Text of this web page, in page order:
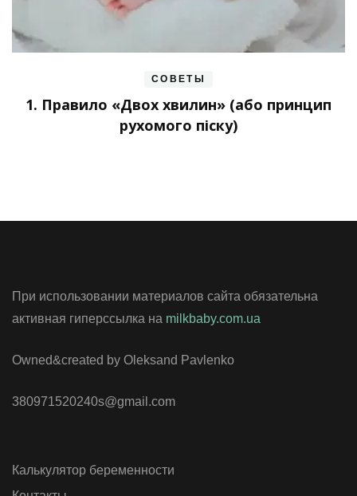
СОВЕТЫ
1. Правило «Двох хвилин» (або принцип
рухомого піску)
При использовании материалов сайта обязательна
активная гиперссылка на milkbaby.com.ua
Owned&created by Oleksand Pavlenko
380971520240s@gmail.com
Калькулятор беременности